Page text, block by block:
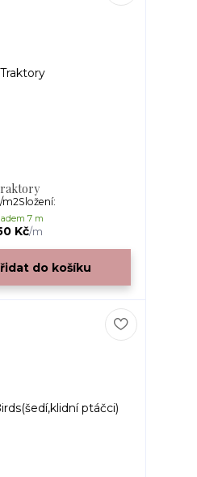
m2Složení:
Kč/m
7 m
do košíku